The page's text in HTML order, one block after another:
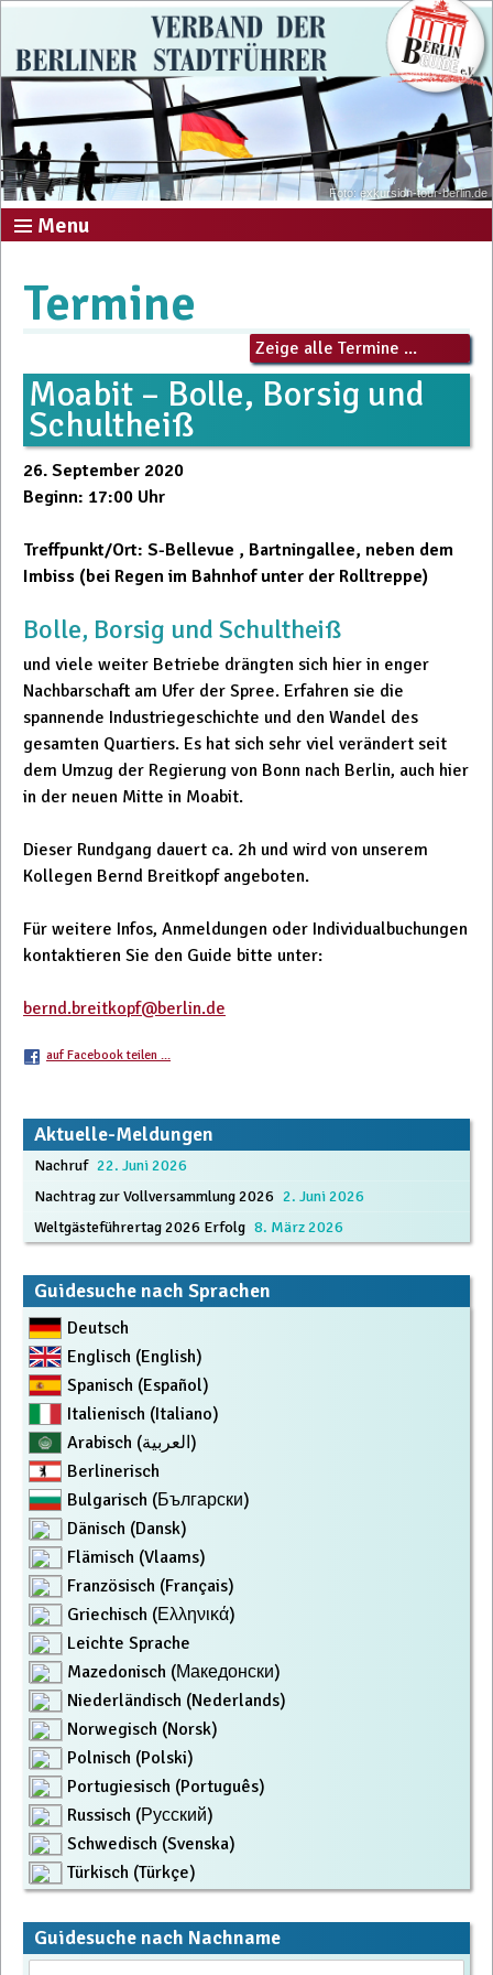
Foto: exkursion-tour-berlin.de
Menu
Termine
Zeige alle Termine ...
Moabit – Bolle, Borsig und
Schultheiß
26. September 2020
Beginn: 17:00 Uhr
Treffpunkt/Ort: S-Bellevue , Bartningallee, neben dem
Imbiss (bei Regen im Bahnhof unter der Rolltreppe)
Bolle, Borsig und Schultheiß
und viele weiter Betriebe drängten sich hier in enger
Nachbarschaft am Ufer der Spree. Erfahren sie die
spannende Industriegeschichte und den Wandel des
gesamten Quartiers. Es hat sich sehr viel verändert seit
dem Umzug der Regierung von Bonn nach Berlin, auch hier
in der neuen Mitte in Moabit.
Dieser Rundgang dauert ca. 2h und wird von unserem
Kollegen Bernd Breitkopf angeboten.
Für weitere Infos, Anmeldungen oder Individualbuchungen
kontaktieren Sie den Guide bitte unter:
bernd.breitkopf@berlin.de
auf Facebook teilen ...
Beitrags-
Navigation
Aktuelle-Meldungen
Nachruf 22. Juni 2026
Nachtrag zur Vollversammlung 2026 2. Juni 2026
Weltgästeführertag 2026 Erfolg 8. März 2026
Guidesuche nach Sprachen
Deutsch
Englisch (English)
Spanisch (Español)
Italienisch (Italiano)
Arabisch (العربية)
Berlinerisch
Bulgarisch (Български)
Dänisch (Dansk)
Flämisch (Vlaams)
Französisch (Français)
Griechisch (Ελληνικά)
Leichte Sprache
Mazedonisch (Македонски)
Niederländisch (Nederlands)
Norwegisch (Norsk)
Polnisch (Polski)
Portugiesisch (Português)
Russisch (Русский)
Schwedisch (Svenska)
Türkisch (Türkçe)
Guidesuche nach Nachname